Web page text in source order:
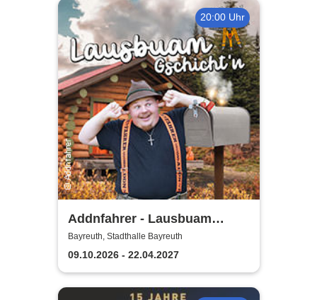
20:00 Uhr
Addnfahrer - Lausbuam
Gschicht'n
Bayreuth, Stadthalle Bayreuth
09.10.2026 - 22.04.2027